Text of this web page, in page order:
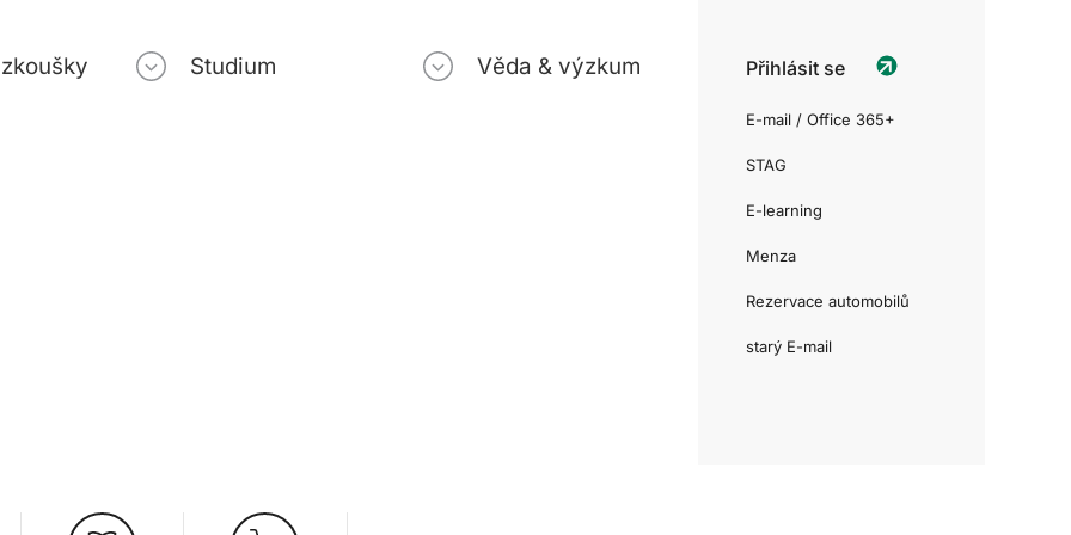
Studium Věda & výzkum Přihlásit se
E-mail / Office 365+
STAG
E-learning
Menza
Rezervace automobilů
starý E-mail